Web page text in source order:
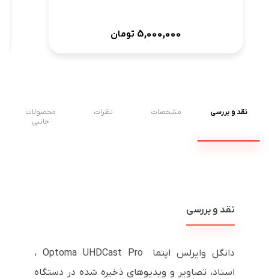
5,000,000 تومان
نقد و بررسی مشخصات نظرات
محصولات
جانبی
نقد و بررسی
دانگل وایرلس اپتما Optoma UHDCast Pro ،
اسناد، تصاویر و ویدیوهای ذخیره شده در دستگاه